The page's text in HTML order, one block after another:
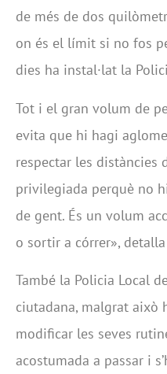
de més de dos
on és el límit si no fos
dies ha instal·lat la
Tot i el gran volum de
evita que hi hagi
respectar les distàncies
privilegiada perquè no
de gent. És un volum
o sortir a córrer», detalla
També la Policia Local
ciutadana, malgrat això
modificar les seves
acostumada a passar i